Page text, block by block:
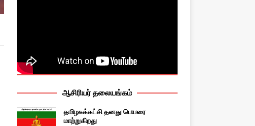
ஆசிரியர் தலையங்கம்
தமிழசுக்கட்சி தனது பெயரை
மாற்றுகிறது